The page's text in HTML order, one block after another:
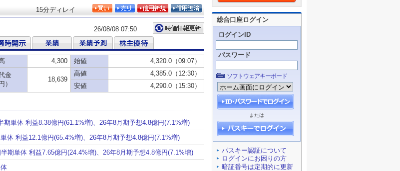
総合口座ログイン
ログインID
パスワード
ソフトウェアキーボード
または
パスキー認証について
ログインにお困りの方
暗証番号は定期的に更新